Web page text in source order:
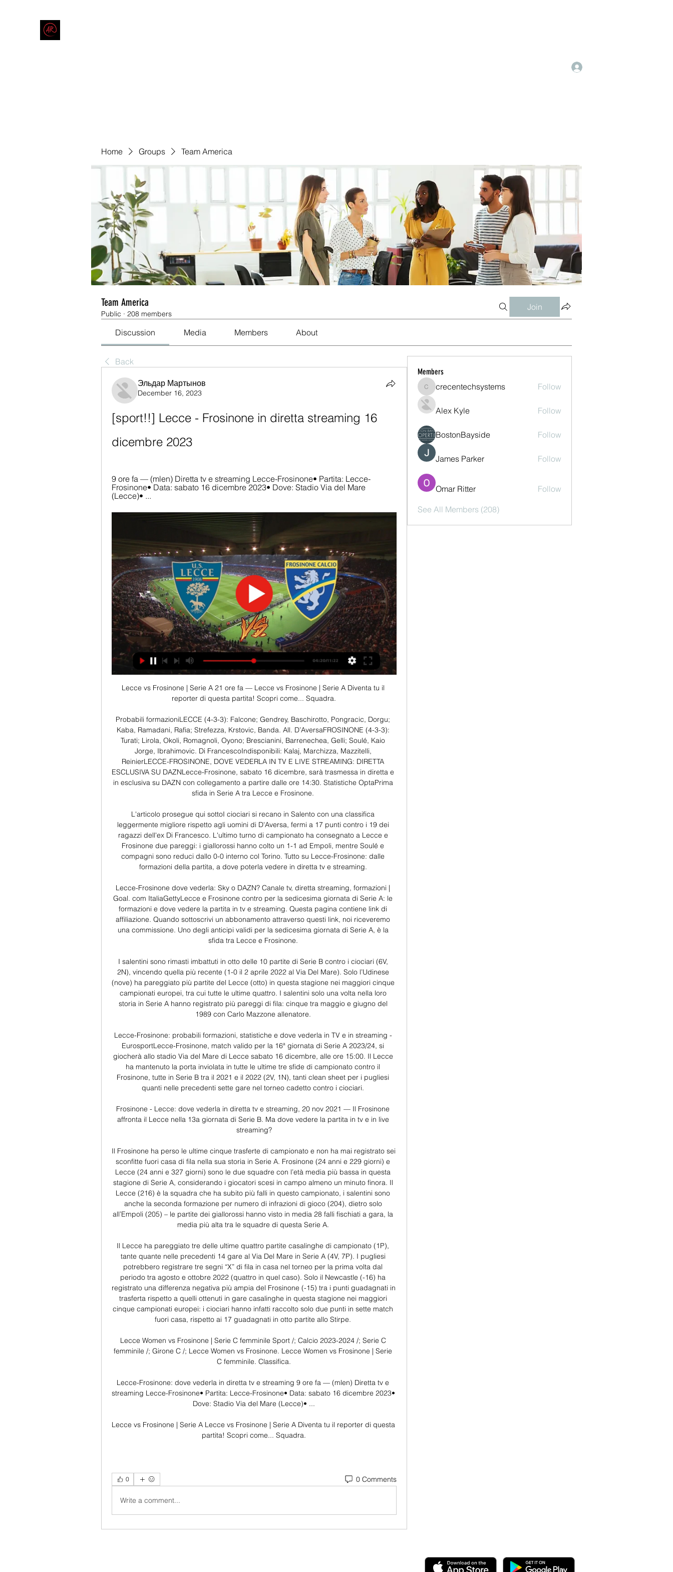
Home Groups Team America
Team America
Public · 208 members
Join
Discussion Media Members About
Back
Эльдар Мартынов
December 16, 2023
[sport!!] Lecce - Frosinone in diretta streaming 16
dicembre 2023
9 ore fa — (mlen) Diretta tv e streaming Lecce-Frosinone• Partita: Lecce-
Frosinone• Data: sabato 16 dicembre 2023• Dove: Stadio Via del Mare
(Lecce)• ...
Lecce vs Frosinone | Serie A 21 ore fa — Lecce vs Frosinone | Serie A Diventa tu il
reporter di questa partita! Scopri come... Squadra.
Probabili formazioniLECCE (4-3-3): Falcone; Gendrey, Baschirotto, Pongracic, Dorgu;
Kaba, Ramadani, Rafia; Strefezza, Krstovic, Banda. All. D’AversaFROSINONE (4-3-3):
Turati; Lirola, Okoli, Romagnoli, Oyono; Brescianini, Barrenechea, Gelli; Soulé, Kaio
Jorge, Ibrahimovic. Di FrancescoIndisponibili: Kalaj, Marchizza, Mazzitelli,
ReinierLECCE-FROSINONE, DOVE VEDERLA IN TV E LIVE STREAMING: DIRETTA
ESCLUSIVA SU DAZNLecce-Frosinone, sabato 16 dicembre, sarà trasmessa in diretta e
in esclusiva su DAZN con collegamento a partire dalle ore 14:30. Statistiche OptaPrima
sfida in Serie A tra Lecce e Frosinone.
L'articolo prosegue qui sottoI ciociari si recano in Salento con una classifica
leggermente migliore rispetto agli uomini di D'Aversa, fermi a 17 punti contro i 19 dei
ragazzi dell'ex Di Francesco. L'ultimo turno di campionato ha consegnato a Lecce e
Frosinone due pareggi: i giallorossi hanno colto un 1-1 ad Empoli, mentre Soulé e
compagni sono reduci dallo 0-0 interno col Torino. Tutto su Lecce-Frosinone: dalle
formazioni della partita, a dove poterla vedere in diretta tv e streaming.
Lecce-Frosinone dove vederla: Sky o DAZN? Canale tv, diretta streaming, formazioni |
Goal. com ItaliaGettyLecce e Frosinone contro per la sedicesima giornata di Serie A: le
formazioni e dove vedere la partita in tv e streaming. Questa pagina contiene link di
affiliazione. Quando sottoscrivi un abbonamento attraverso questi link, noi riceveremo
una commissione. Uno degli anticipi validi per la sedicesima giornata di Serie A, è la
sfida tra Lecce e Frosinone.
I salentini sono rimasti imbattuti in otto delle 10 partite di Serie B contro i ciociari (6V,
2N), vincendo quella più recente (1-0 il 2 aprile 2022 al Via Del Mare). Solo l’Udinese
(nove) ha pareggiato più partite del Lecce (otto) in questa stagione nei maggiori cinque
campionati europei, tra cui tutte le ultime quattro. I salentini solo una volta nella loro
storia in Serie A hanno registrato più pareggi di fila: cinque tra maggio e giugno del
1989 con Carlo Mazzone allenatore.
Lecce-Frosinone: probabili formazioni, statistiche e dove vederla in TV e in streaming -
EurosportLecce-Frosinone, match valido per la 16ª giornata di Serie A 2023/24, si
giocherà allo stadio Via del Mare di Lecce sabato 16 dicembre, alle ore 15:00. Il Lecce
ha mantenuto la porta inviolata in tutte le ultime tre sfide di campionato contro il
Frosinone, tutte in Serie B tra il 2021 e il 2022 (2V, 1N), tanti clean sheet per i pugliesi
quanti nelle precedenti sette gare nel torneo cadetto contro i ciociari.
Frosinone - Lecce: dove vederla in diretta tv e streaming, 20 nov 2021 — Il Frosinone
affronta il Lecce nella 13a giornata di Serie B. Ma dove vedere la partita in tv e in live
streaming?
Il Frosinone ha perso le ultime cinque trasferte di campionato e non ha mai registrato sei
sconfitte fuori casa di fila nella sua storia in Serie A. Frosinone (24 anni e 229 giorni) e
Lecce (24 anni e 327 giorni) sono le due squadre con l’età media più bassa in questa
stagione di Serie A, considerando i giocatori scesi in campo almeno un minuto finora. Il
Lecce (216) è la squadra che ha subito più falli in questo campionato, i salentini sono
anche la seconda formazione per numero di infrazioni di gioco (204), dietro solo
all’Empoli (205) – le partite dei giallorossi hanno visto in media 28 falli fischiati a gara, la
media più alta tra le squadre di questa Serie A.
Il Lecce ha pareggiato tre delle ultime quattro partite casalinghe di campionato (1P),
tante quante nelle precedenti 14 gare al Via Del Mare in Serie A (4V, 7P). I pugliesi
potrebbero registrare tre segni “X” di fila in casa nel torneo per la prima volta dal
periodo tra agosto e ottobre 2022 (quattro in quel caso). Solo il Newcastle (-16) ha
registrato una differenza negativa più ampia del Frosinone (-15) tra i punti guadagnati in
trasferta rispetto a quelli ottenuti in gare casalinghe in questa stagione nei maggiori
cinque campionati europei: i ciociari hanno infatti raccolto solo due punti in sette match
fuori casa, rispetto ai 17 guadagnati in otto partite allo Stirpe.
Lecce Women vs Frosinone | Serie C femminile Sport /; Calcio 2023-2024 /; Serie C
femminile /; Girone C /; Lecce Women vs Frosinone. Lecce Women vs Frosinone | Serie
C femminile. Classifica.
Lecce-Frosinone: dove vederla in diretta tv e streaming 9 ore fa — (mlen) Diretta tv e
streaming Lecce-Frosinone• Partita: Lecce-Frosinone• Data: sabato 16 dicembre 2023•
Dove: Stadio Via del Mare (Lecce)• ...
Lecce vs Frosinone | Serie A Lecce vs Frosinone | Serie A Diventa tu il reporter di questa
partita! Scopri come... Squadra.
0 0 Comments
Write a comment...
Members
crecentechsystems
crecentechsystems Follow
Alex Kyle Follow
BostonBayside Follow
James Parker Follow
Omar Ritter Follow
See All Members (208)